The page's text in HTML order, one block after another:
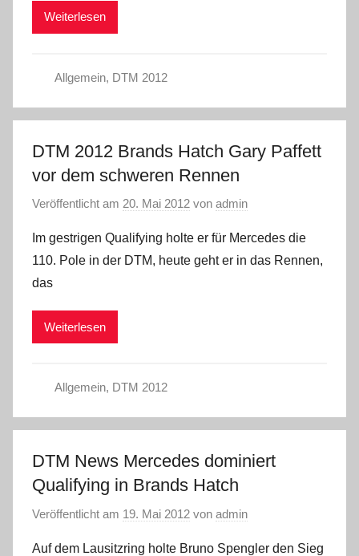
Weiterlesen
Allgemein, DTM 2012
DTM 2012 Brands Hatch Gary Paffett
vor dem schweren Rennen
Veröffentlicht am 20. Mai 2012 von admin
Im gestrigen Qualifying holte er für Mercedes die
110. Pole in der DTM, heute geht er in das Rennen,
das
Weiterlesen
Allgemein, DTM 2012
DTM News Mercedes dominiert
Qualifying in Brands Hatch
Veröffentlicht am 19. Mai 2012 von admin
Auf dem Lausitzring holte Bruno Spengler den Sieg